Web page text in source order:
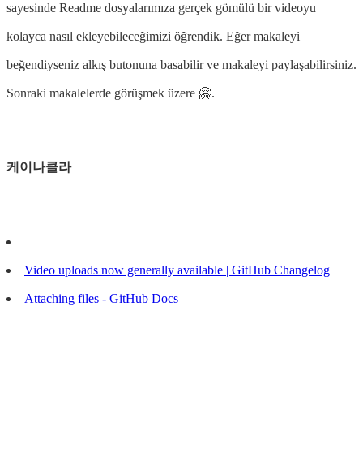
sayesinde Readme dosyalarımıza gerçek gömülü bir videoyu
kolayca nasıl ekleyebileceğimizi öğrendik. Eğer makaleyi
beğendiyseniz alkış butonuna basabilir ve makaleyi paylaşabilirsiniz.
Sonraki makalelerde görüşmek üzere 🤗.
케이나클라
Video uploads now generally available | GitHub Changelog
Attaching files - GitHub Docs